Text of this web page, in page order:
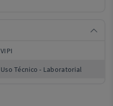
VIPI
Uso Técnico - Laboratorial